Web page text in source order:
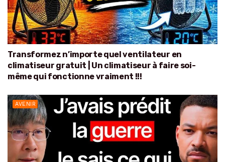
Transformez n’importe quel ventilateur en
climatiseur gratuit | Un climatiseur à faire soi-
même qui fonctionne vraiment !!!
AVENIR